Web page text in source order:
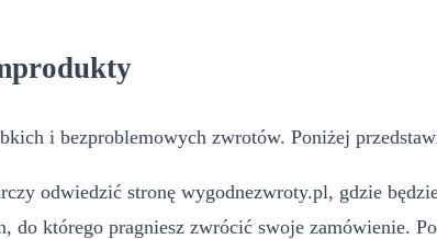
i bezproblemowych zwrotów. Poniżej
odwiedzić stronę wygodnezwroty.pl, gdzie
do którego pragniesz zwrócić swoje zamówienie.